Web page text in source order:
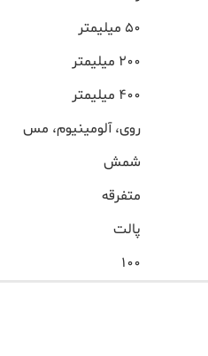
۵۰ میلیمتر
۲۰۰ میلیمتر
۴۰۰ میلیمتر
روی، آلومینیوم، مس
شمش
متفرقه
پالت
۱۰۰